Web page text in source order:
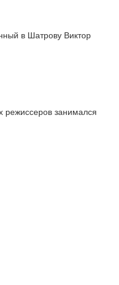
в Шатрову Виктор
режиссеров занимался